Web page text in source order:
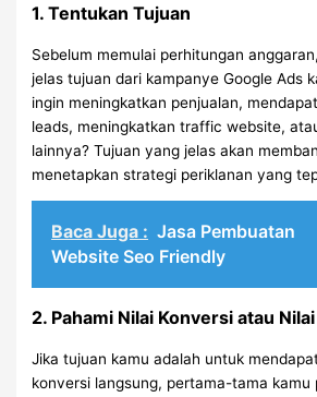
1. Tentukan Tujuan
Sebelum memulai perhitungan
jelas tujuan dari kampanye Google Ads
ingin meningkatkan penjualan,
leads, meningkatkan traffic website,
lainnya? Tujuan yang jelas akan
menetapkan strategi periklanan yang
Baca Juga : Jasa Pembuatan
Website Seo Friendly
2. Pahami Nilai Konversi atau
Jika tujuan kamu adalah untuk
konversi langsung, pertama-tama kamu